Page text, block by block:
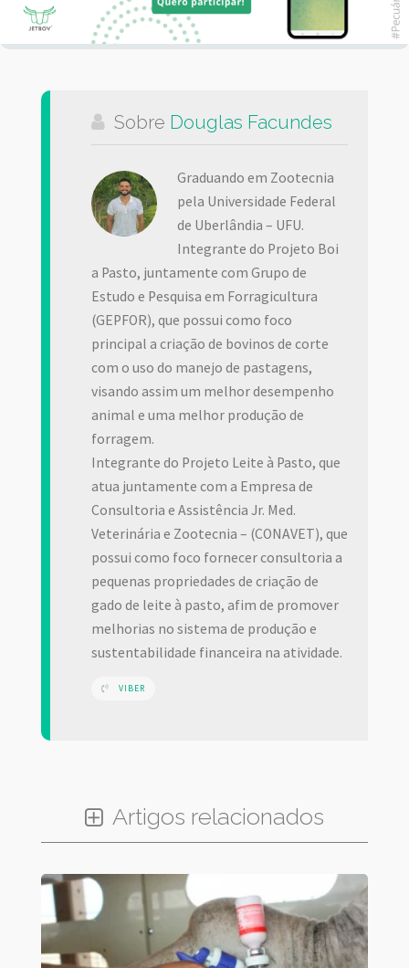
Sobre Douglas Facundes
Graduando em Zootecnia
pela Universidade Federal
de Uberlândia – UFU.
Integrante do Projeto Boi
a Pasto, juntamente com Grupo de
Estudo e Pesquisa em Forragicultura
(GEPFOR), que possui como foco
principal a criação de bovinos de corte
com o uso do manejo de pastagens,
visando assim um melhor desempenho
animal e uma melhor produção de
forragem.
Integrante do Projeto Leite à Pasto, que
atua juntamente com a Empresa de
Consultoria e Assistência Jr. Med.
Veterinária e Zootecnia – (CONAVET), que
possui como foco fornecer consultoria a
pequenas propriedades de criação de
gado de leite à pasto, afim de promover
melhorias no sistema de produção e
sustentabilidade financeira na atividade.
VIBER
Artigos relacionados